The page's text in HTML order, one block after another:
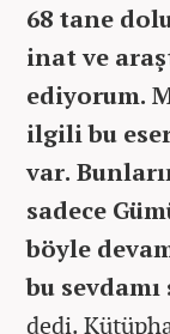
68 tane
inat ve
ediyorum.
ilgili bu
var.
sadece
böyle
bu
dedi.